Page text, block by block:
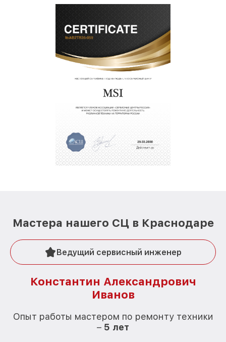
Мастера нашего СЦ в Краснодаре
Ведущий сервисный инженер
Константин Александрович
Иванов
Опыт работы мастером по ремонту техники
– 5 лет